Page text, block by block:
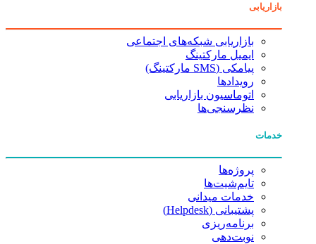
بازاریابی
بازاریابی شبکه‌های اجتماعی
ایمیل مارکتینگ
پیامکی (SMS مارکتینگ)
رویدادها
اتوماسیون بازاریابی
نظرسنجی‌ها
خدمات
پروژه‌ها
تایم‌شیت‌ها
خدمات میدانی
پشتیبانی (Helpdesk)
برنامه‌ریزی
نوبت‌دهی